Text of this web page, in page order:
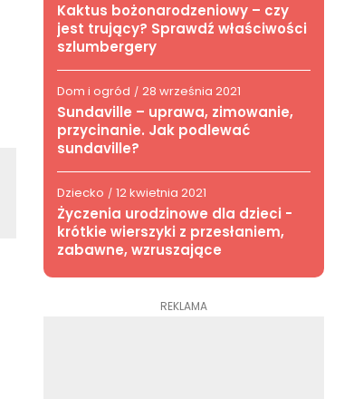
Kaktus bożonarodzeniowy – czy
jest trujący? Sprawdź właściwości
szlumbergery
Dom i ogród / 28 września 2021
Sundaville – uprawa, zimowanie,
przycinanie. Jak podlewać
sundaville?
Dziecko / 12 kwietnia 2021
Życzenia urodzinowe dla dzieci -
krótkie wierszyki z przesłaniem,
zabawne, wzruszające
REKLAMA